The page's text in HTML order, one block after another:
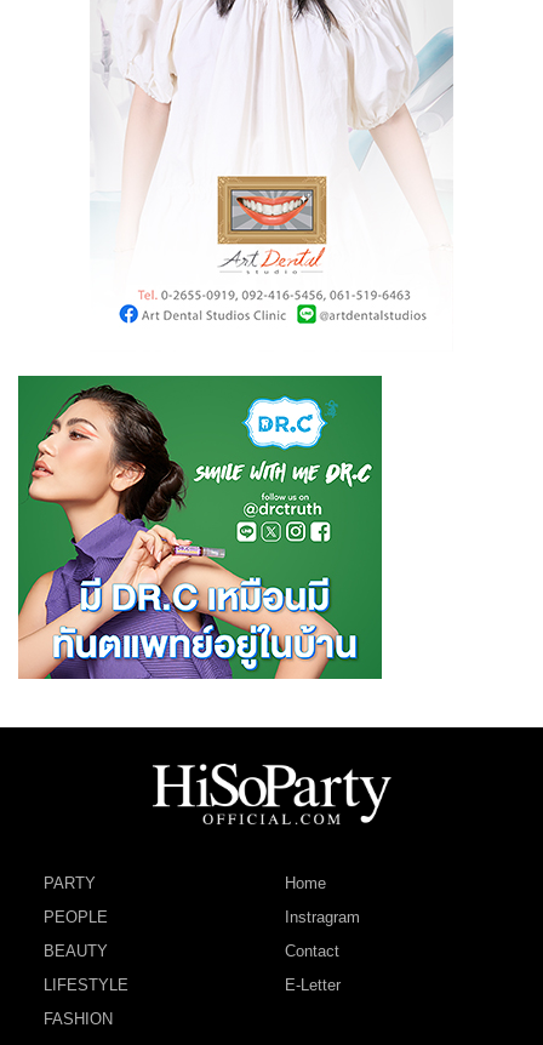
PARTY
PEOPLE
BEAUTY
LIFESTYLE
FASHION
Home
Instragram
Contact
E-Letter